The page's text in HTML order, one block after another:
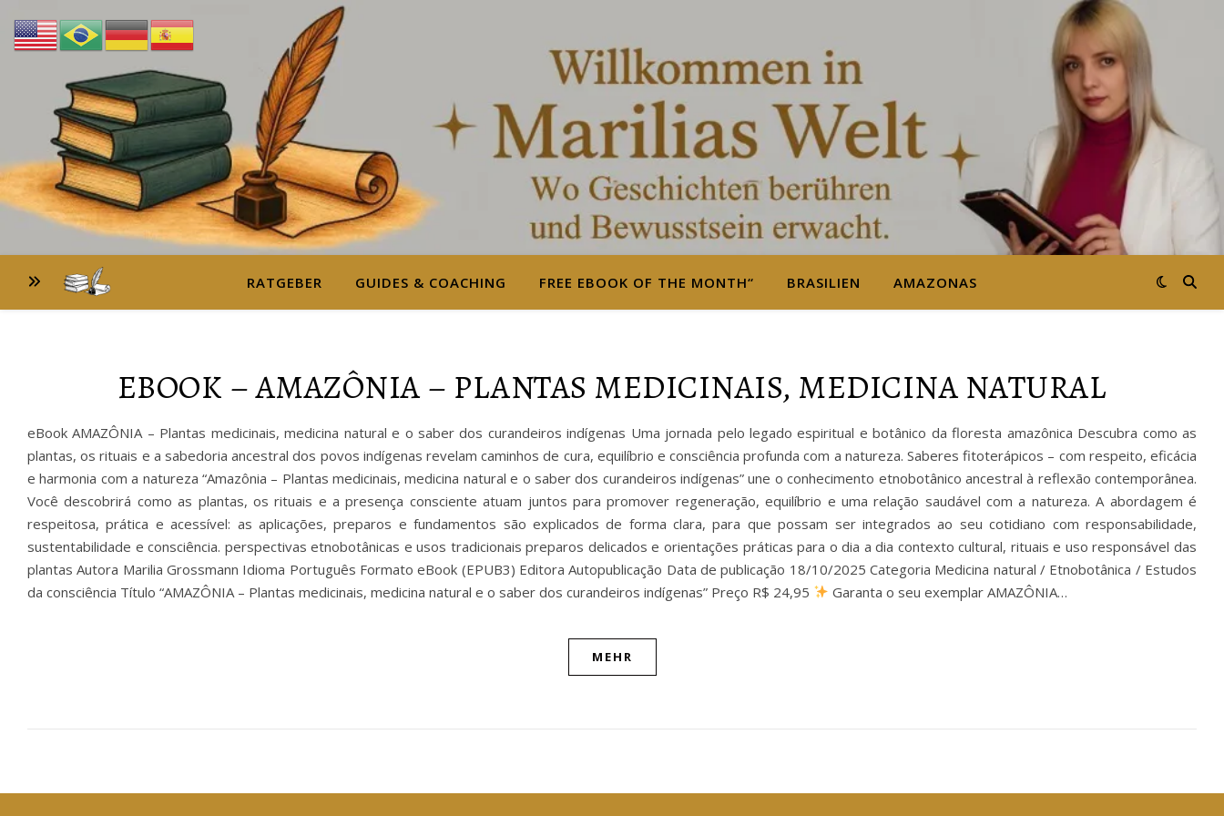
RATGEBER GUIDES & COACHING FREE EBOOK OF THE MONTH“ BRASILIEN AMAZONAS
EBOOK – AMAZÔNIA – PLANTAS MEDICINAIS, MEDICINA NATURAL
eBook AMAZÔNIA – Plantas medicinais, medicina natural e o saber dos curandeiros indígenas Uma jornada pelo legado espiritual e botânico da floresta amazônica Descubra como as
plantas, os rituais e a sabedoria ancestral dos povos indígenas revelam caminhos de cura, equilíbrio e consciência profunda com a natureza. Saberes fitoterápicos – com respeito, eficácia
e harmonia com a natureza “Amazônia – Plantas medicinais, medicina natural e o saber dos curandeiros indígenas” une o conhecimento etnobotânico ancestral à reflexão contemporânea.
Você descobrirá como as plantas, os rituais e a presença consciente atuam juntos para promover regeneração, equilíbrio e uma relação saudável com a natureza. A abordagem é
respeitosa, prática e acessível: as aplicações, preparos e fundamentos são explicados de forma clara, para que possam ser integrados ao seu cotidiano com responsabilidade,
sustentabilidade e consciência. perspectivas etnobotânicas e usos tradicionais preparos delicados e orientações práticas para o dia a dia contexto cultural, rituais e uso responsável das
plantas Autora Marilia Grossmann Idioma Português Formato eBook (EPUB3) Editora Autopublicação Data de publicação 18/10/2025 Categoria Medicina natural / Etnobotânica / Estudos
da consciência Título “AMAZÔNIA – Plantas medicinais, medicina natural e o saber dos curandeiros indígenas” Preço R$ 24,95
Garanta o seu exemplar AMAZÔNIA…
MEHR